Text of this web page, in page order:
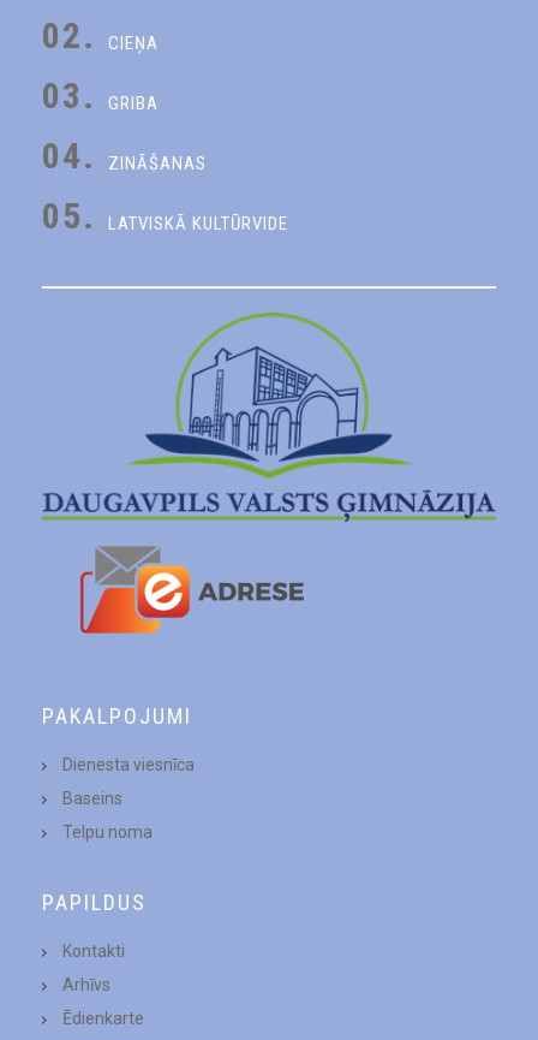
02. CIEŅA
03. GRIBA
04. ZINĀŠANAS
05. LATVISKĀ KULTŪRVIDE
PAKALPOJUMI
Dienesta viesnīca
Baseins
Telpu noma
PAPILDUS
Kontakti
Arhīvs
Ēdienkarte